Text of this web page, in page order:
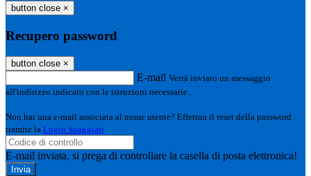
button close ×
Recupero password
button close ×
E-mail Verrà inviato un messaggio
all'indirizzo indicato con le istruzioni necessarie.
Non hai una e-mail associata al nome utente? Effettua il reset della password
tramite la Login Spaggiari
E-mail inviata, si prega di controllare la casella di posta elettronica!